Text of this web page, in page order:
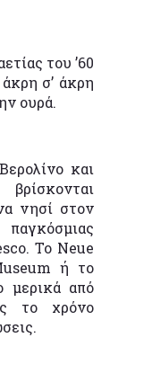
του ’60
σ’ άκρη
ουρά.
και
νησί στον
Το Neue
ή το
μερικά από
το χρόνο